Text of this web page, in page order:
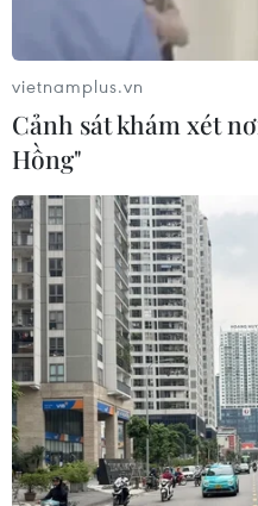
vietnamplus.vn
Cảnh sát khám xét
Hồng"